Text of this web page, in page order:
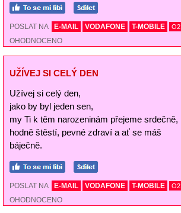
POSLAT NA E-MAIL VODAFONE T-MOBILE O2
OHODNOCENO
UŽÍVEJ SI CELÝ DEN
Užívej si celý den,
jako by byl jeden sen,
my Ti k těm narozeninám přejeme srdečně,
hodně štěstí, pevné zdraví a ať se máš
báječně.
POSLAT NA E-MAIL VODAFONE T-MOBILE O2
OHODNOCENO